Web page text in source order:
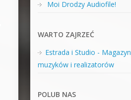
Moi Drodzy Audiofile!
WARTO ZAJRZEĆ
Estrada i Studio - Magazyn
muzyków i realizatorów
POLUB NAS